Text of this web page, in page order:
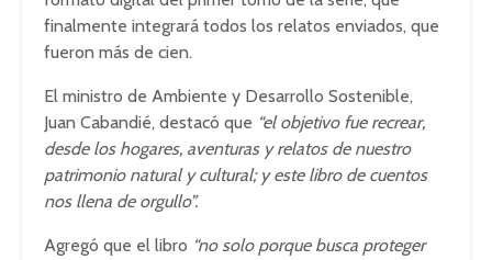
finalmente integrará todos los relatos enviados, que
fueron más de cien.
El ministro de Ambiente y Desarrollo Sostenible,
Juan Cabandié, destacó que “el objetivo fue recrear,
desde los hogares, aventuras y relatos de nuestro
patrimonio natural y cultural; y este libro de cuentos
nos llena de orgullo”.
Agregó que el libro “no solo porque busca proteger